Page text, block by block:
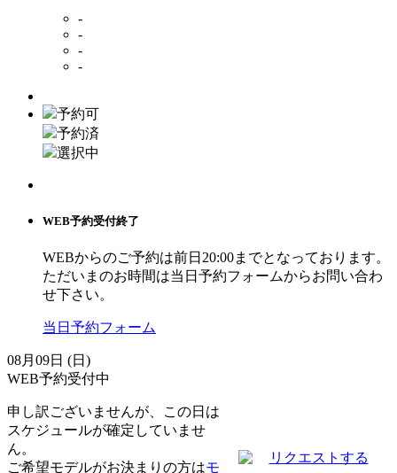
-
-
-
-
予約可
予約済
選択中
WEB予約受付終了
WEBからのご予約は前日20:00までとなっております。
ただいまのお時間は当日予約フォームからお問い合わ
せ下さい。
当日予約フォーム
08月09日 (日)
WEB予約受付中
申し訳ございませんが、この日は
スケジュールが確定していませ
ん。
ご希望モデルがお決まりの方はモ
リクエストする